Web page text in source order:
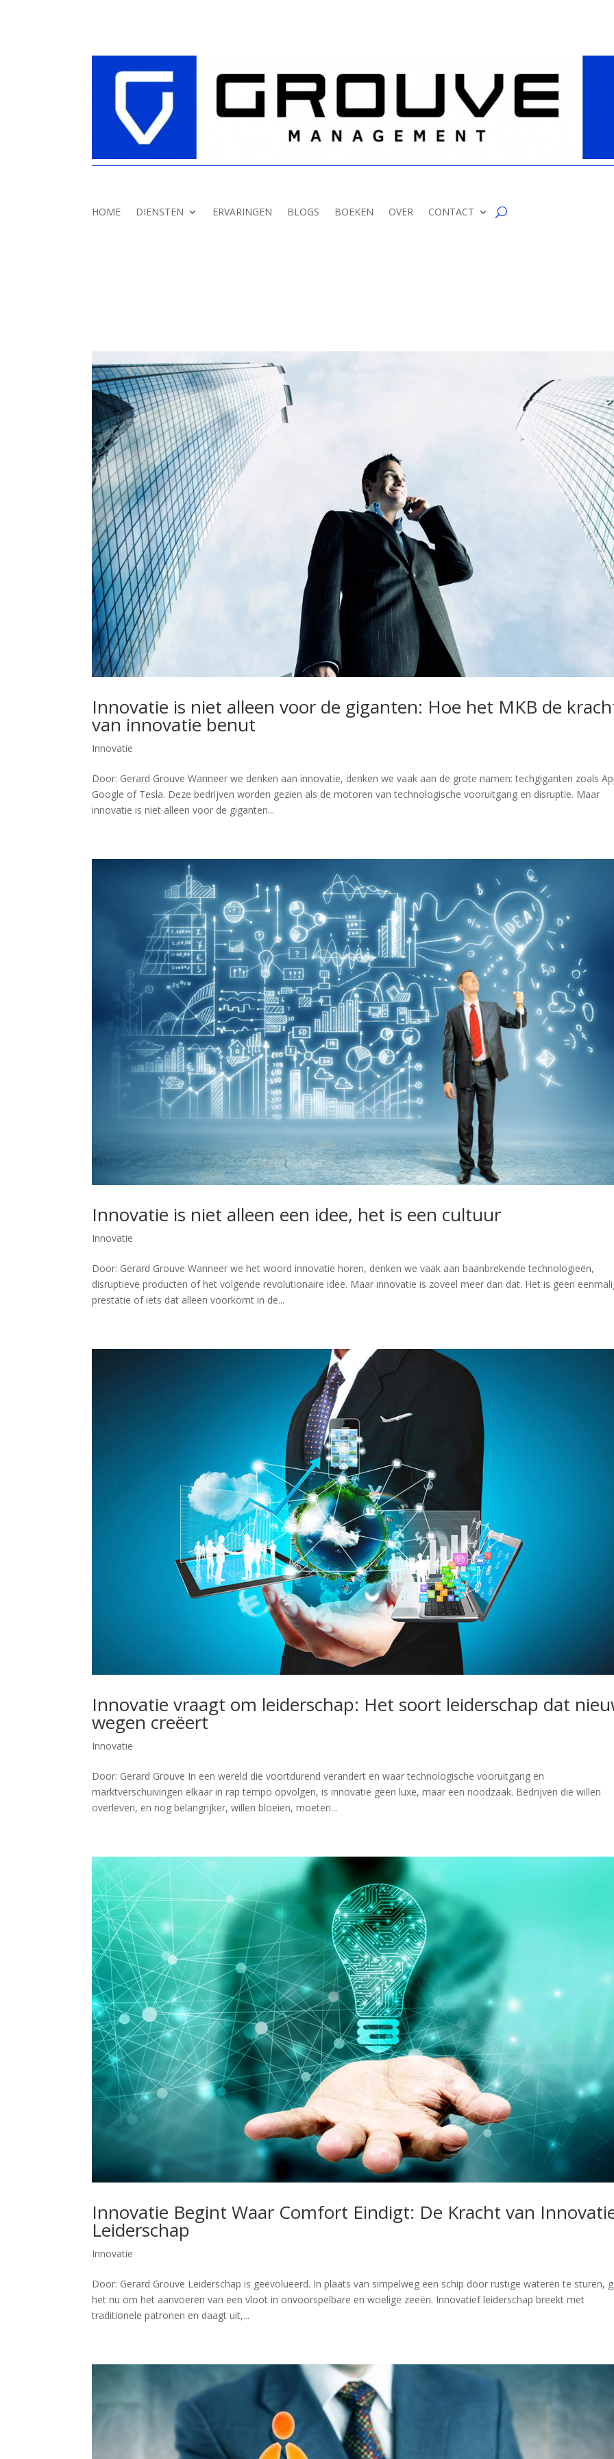
HOME DIENSTEN ERVARINGEN BLOGS BOEKEN OVER CONTACT
Innovatie is niet alleen voor de giganten: Hoe het MKB de
van innovatie benut
Innovatie
Door: Gerard Grouve Wanneer we denken aan innovatie, denken we vaak aan de grote namen: techgiganten zoals
Google of Tesla. Deze bedrijven worden gezien als de motoren van technologische vooruitgang en disruptie. Maar
innovatie is niet alleen voor de giganten...
Innovatie is niet alleen een idee, het is een cultuur
Innovatie
Door: Gerard Grouve Wanneer we het woord innovatie horen, denken we vaak aan baanbrekende technologieën,
disruptieve producten of het volgende revolutionaire idee. Maar innovatie is zoveel meer dan dat. Het is geen
prestatie of iets dat alleen voorkomt in de...
Innovatie vraagt om leiderschap: Het soort leiderschap dat
wegen creëert
Innovatie
Door: Gerard Grouve In een wereld die voortdurend verandert en waar technologische vooruitgang en
marktverschuivingen elkaar in rap tempo opvolgen, is innovatie geen luxe, maar een noodzaak. Bedrijven die willen
overleven, en nog belangrijker, willen bloeien, moeten...
Innovatie Begint Waar Comfort Eindigt: De Kracht van
Leiderschap
Innovatie
Door: Gerard Grouve Leiderschap is geëvolueerd. In plaats van simpelweg een schip door rustige wateren te sturen,
het nu om het aanvoeren van een vloot in onvoorspelbare en woelige zeeën. Innovatief leiderschap breekt met
traditionele patronen en daagt uit,...